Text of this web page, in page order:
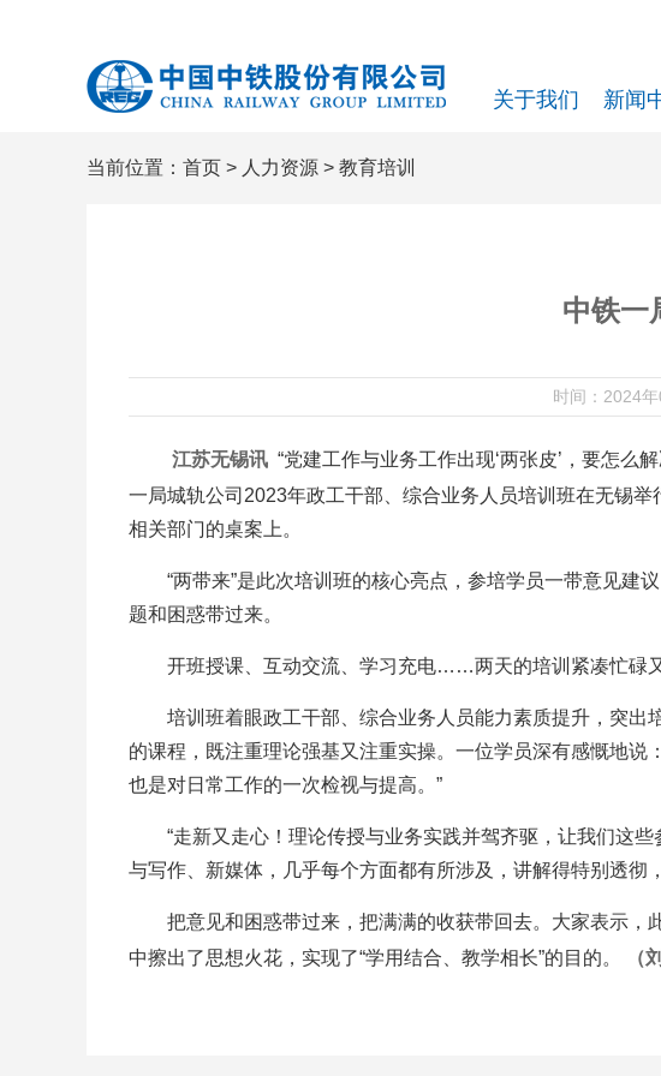
关于我们 新闻
当前位置： 首页 > 人力资源 > 教育培训
中铁一
时间：2024
江苏无锡讯 “党建工作与业务工作出现‘两张皮’，要怎么
一局城轨公司2023年政工干部、综合业务人员培训班在无锡
相关部门的桌案上。
“两带来”是此次培训班的核心亮点，参培学员一带意见建
题和困惑带过来。
开班授课、互动交流、学习充电……两天的培训紧凑忙碌又
培训班着眼政工干部、综合业务人员能力素质提升，突出
的课程，既注重理论强基又注重实操。一位学员深有感慨地说
也是对日常工作的一次检视与提高。”
“走新又走心！理论传授与业务实践并驾齐驱，让我们这些
与写作、新媒体，几乎每个方面都有所涉及，讲解得特别透彻
把意见和困惑带过来，把满满的收获带回去。大家表示，此
中擦出了思想火花，实现了“学用结合、教学相长”的目的。
（